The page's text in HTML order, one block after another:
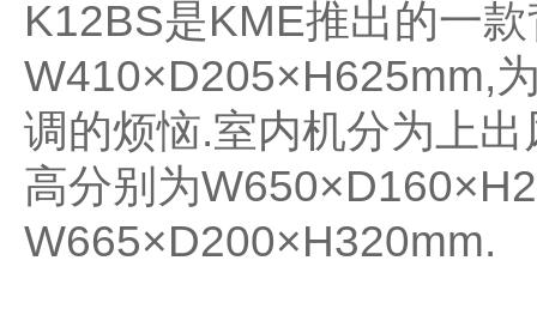
K12BS是KME推出的一
W410×D205×H625mm,
调的烦恼.室内机分为上
高分别为
W665×D200×H320mm.